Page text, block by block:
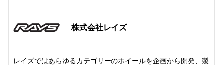
株式会社レイズ
レイズではあらゆるカテゴリーのホイールを企画から開発、製